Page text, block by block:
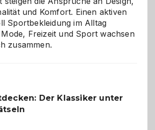
und Komfort. Einen aktiven
Sportbekleidung im Alltag
Freizeit und Sport wachsen
zusammen.
Der Klassiker unter